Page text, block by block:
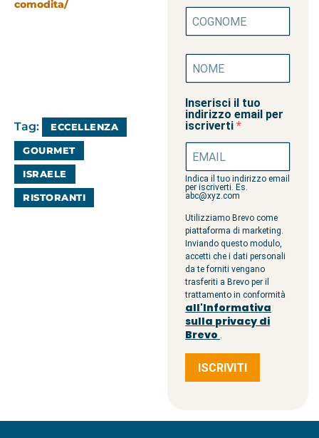
comodita/
Tag: ECCELLENZA
GOURMET
ISRAELE
RISTORANTI
Inserisci il tuo
indirizzo email per
iscriverti
Indica il tuo indirizzo email
per iscriverti. Es.
abc@xyz.com
Utilizziamo Brevo come
piattaforma di marketing.
Inviando questo modulo,
accetti che i dati personali
da te forniti vengano
trasferiti a Brevo per il
trattamento in conformità
all'Informativa
sulla privacy di
Brevo .
ISCRIVITI